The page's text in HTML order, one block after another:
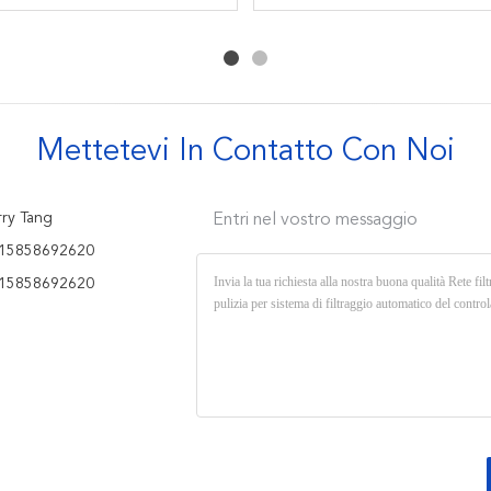
Mettetevi In ​​contatto Con Noi
Tang Entri nel vostro messaggio